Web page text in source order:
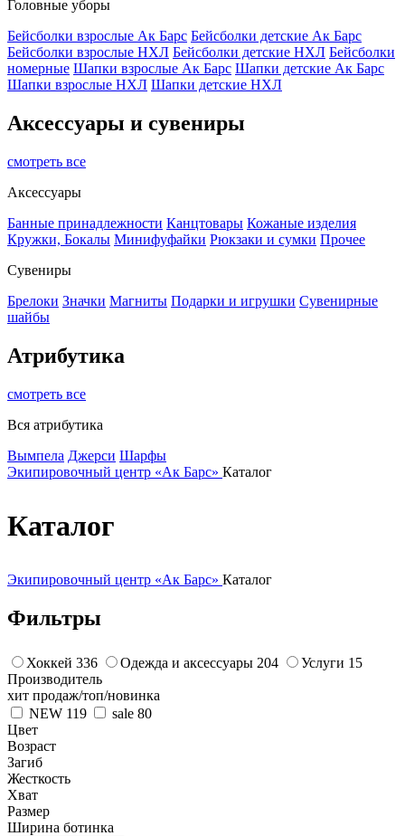
Головные уборы
Бейсболки взрослые Ак Барс Бейсболки детские Ак Барс
Бейсболки взрослые НХЛ Бейсболки детские НХЛ Бейсболки
номерные Шапки взрослые Ак Барс Шапки детские Ак Барс
Шапки взрослые НХЛ Шапки детские НХЛ
Аксессуары и сувениры
смотреть все
Аксессуары
Банные принадлежности Канцтовары Кожаные изделия
Кружки, Бокалы Минифуфайки Рюкзаки и сумки Прочее
Сувениры
Брелоки Значки Магниты Подарки и игрушки Сувенирные
шайбы
Атрибутика
смотреть все
Вся атрибутика
Вымпела Джерси Шарфы
Экипировочный центр «Ак Барс» Каталог
Каталог
Экипировочный центр «Ак Барс» Каталог
Фильтры
Хоккей 336 Одежда и аксессуары 204 Услуги 15
Производитель
хит продаж/топ/новинка
NEW 119 sale 80
Цвет
Возраст
Загиб
Жесткость
Хват
Размер
Ширина ботинка